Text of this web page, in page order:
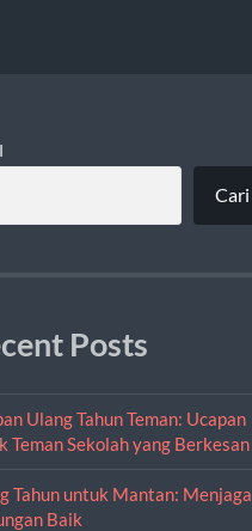
Cari
Posts
Ulang Tahun Teman: Ucapan
Teman Sekolah yang Berkesan
Tahun untuk Mantan: Menjaga
Baik